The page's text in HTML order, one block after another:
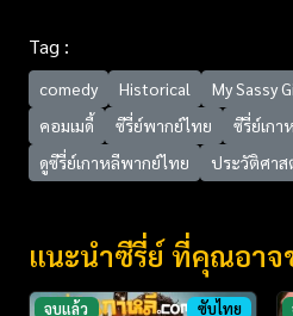
Tag :
comedy Historical My Sassy
คอมเมดี้
ซีรี่ย์พากย์ไทย ซีรี่ย์เกา
ดูซีรี่ย์เกาหลีพากย์ไทย
ประวัติศาส
แนะนำซีรี่ย์ ที่คุณอาจ
จบแล้ว ซับไทย